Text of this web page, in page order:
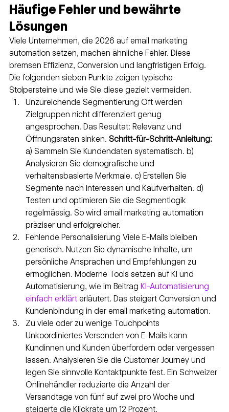
Häufige Fehler und bewährte
Lösungen
Viele Unternehmen, die 2026 auf email marketing
automation setzen, machen ähnliche Fehler. Diese
bremsen Effizienz, Conversion und langfristigen Erfolg.
Die folgenden sieben Punkte zeigen typische
Stolpersteine und wie Sie diese gezielt vermeiden.
Unzureichende Segmentierung Oft werden
Zielgruppen nicht differenziert genug
angesprochen. Das Resultat: Relevanz und
Öffnungsraten sinken. Schritt-für-Schritt-Anleitung:
a) Sammeln Sie Kundendaten systematisch. b)
Analysieren Sie demografische und
verhaltensbasierte Merkmale. c) Erstellen Sie
Segmente nach Interessen und Kaufverhalten. d)
Testen und optimieren Sie die Segmentlogik
regelmässig. So wird email marketing automation
präziser und erfolgreicher.
Fehlende Personalisierung Viele E-Mails bleiben
generisch. Nutzen Sie dynamische Inhalte, um
persönliche Ansprachen und Empfehlungen zu
ermöglichen. Moderne Tools setzen auf KI und
Automatisierung, wie im Beitrag KI-Automatisierung
einfach erklärt erläutert. Das steigert Conversion und
Kundenbindung in der email marketing automation.
Zu viele oder zu wenige Touchpoints
Unkoordiniertes Versenden von E-Mails kann
Kundinnen und Kunden überfordern oder vergessen
lassen. Analysieren Sie die Customer Journey und
legen Sie sinnvolle Kontaktpunkte fest. Ein Schweizer
Onlinehändler reduzierte die Anzahl der
Versandtage von fünf auf zwei pro Woche und
steigerte die Klickrate um 12 Prozent.